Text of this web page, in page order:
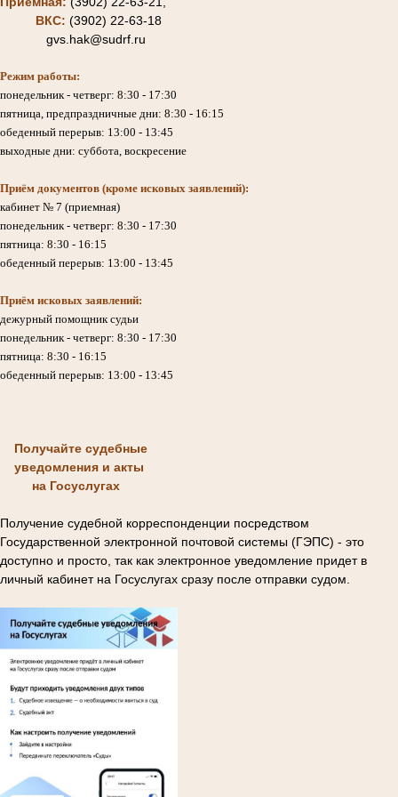
ВКС: (3902) 22-63-18
gvs.hak@sudrf.ru
Режим работы:
понедельник - четверг: 8:30 - 17:30
пятница, предпраздничные дни: 8:30 - 16:15
обеденный перерыв: 13:00 - 13:45
выходные дни: суббота, воскресение
Приём документов (кроме исковых заявлений):
кабинет № 7 (приемная)
понедельник - четверг: 8:30 - 17:30
пятница: 8:30 - 16:15
обеденный перерыв: 13:00 - 13:45
Приём исковых заявлений:
дежурный помощник судьи
понедельник - четверг: 8:30 - 17:30
пятница: 8:30 - 16:15
обеденный перерыв: 13:00 - 13:45
Получайте судебные
уведомления и акты
на Госуслугах
Получение судебной корреспонденции посредством
Государственной электронной почтовой системы (ГЭПС) - это
доступно и просто, так как электронное уведомление придет в
личный кабинет на Госуслугах сразу после отправки судом.